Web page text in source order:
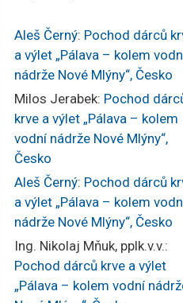
Aleš Černý: Pochod dárců
a výlet „Pálava – kolem
nádrže Nové Mlýny“, Česko
Milos Jerabek: Pochod
krve a výlet „Pálava – kolem
vodní nádrže Nové Mlýny“,
Česko
Aleš Černý: Pochod dárců
a výlet „Pálava – kolem
nádrže Nové Mlýny“, Česko
Ing. Nikolaj Mňuk, pplk.v.v.:
Pochod dárců krve a výlet
„Pálava – kolem vodní